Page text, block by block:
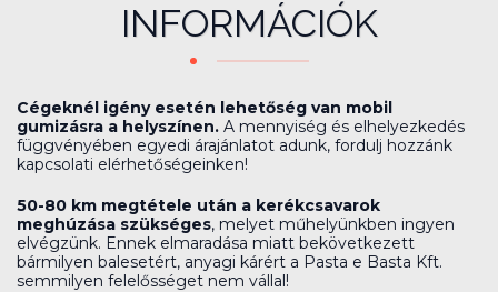
INFORMÁCIÓK
Cégeknél igény esetén lehetőség van mobil
gumizásra a helyszínen. A mennyiség és elhelyezkedés
függvényében egyedi árajánlatot adunk, fordulj hozzánk
kapcsolati elérhetőségeinken!
50-80 km megtétele után a kerékcsavarok
meghúzása szükséges, melyet műhelyünkben ingyen
elvégzünk. Ennek elmaradása miatt bekövetkezett
bármilyen balesetért, anyagi kárért a Pasta e Basta Kft.
semmilyen felelősséget nem vállal!